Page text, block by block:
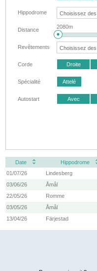
Hippodrome
Distance 2080m
Revêtements
Corde Droite
Spécialité Attelé
Autostart Avec
Date Hippodrome
01/07/26
Lindesberg
03/06/26
Åmål
22/05/26
Romme
03/05/26
Åmål
13/04/26
Färjestad